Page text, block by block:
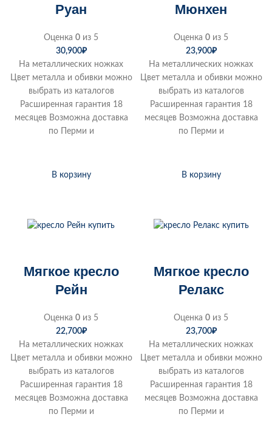
Руан
Оценка 0 из 5
30,900₽
На металлических ножках
Цвет металла и обивки можно
выбрать из каталогов
Расширенная гарантия 18
месяцев Возможна доставка
по Перми и
В корзину
Мюнхен
Оценка 0 из 5
23,900₽
На металлических ножках
Цвет металла и обивки можно
выбрать из каталогов
Расширенная гарантия 18
месяцев Возможна доставка
по Перми и
В корзину
Мягкое кресло
Рейн
Оценка 0 из 5
22,700₽
На металлических ножках
Цвет металла и обивки можно
выбрать из каталогов
Расширенная гарантия 18
месяцев Возможна доставка
по Перми и
Мягкое кресло
Релакс
Оценка 0 из 5
23,700₽
На металлических ножках
Цвет металла и обивки можно
выбрать из каталогов
Расширенная гарантия 18
месяцев Возможна доставка
по Перми и